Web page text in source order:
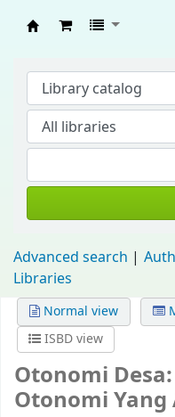
Advanced search
Libraries
Normal view
ISBD view
Otonomi
Otonomi